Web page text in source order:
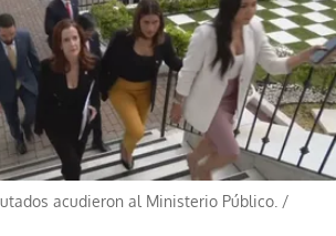
acudieron al Ministerio Público. /